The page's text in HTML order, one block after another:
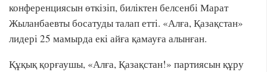
конференциясын өткізіп, биліктен белсенбі Марат
Жыланбаевты босатуды талап етті. «Алға, Қазақстан»
лидері 25 мамырда екі айға қамауға алынған.
Құқық қорғаушы, «Алға, Қазақстан!» партиясын құру